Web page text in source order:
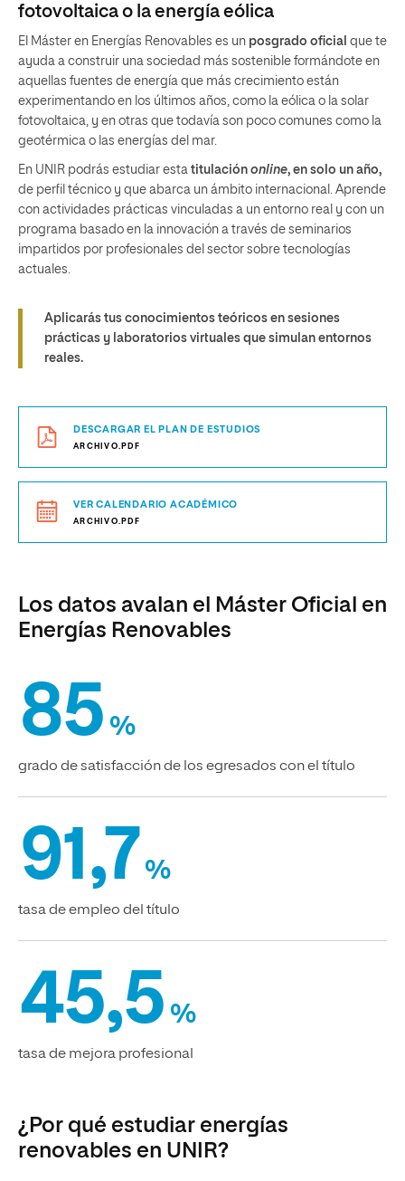
fotovoltaica o la energía eólica
El Máster en Energías Renovables es un posgrado oficial que te
ayuda a construir una sociedad más sostenible formándote en
aquellas fuentes de energía que más crecimiento están
experimentando en los últimos años, como la eólica o la solar
fotovoltaica, y en otras que todavía son poco comunes como la
geotérmica o las energías del mar.
En UNIR podrás estudiar esta titulación online, en solo un año,
de perfil técnico y que abarca un ámbito internacional. Aprende
con actividades prácticas vinculadas a un entorno real y con un
programa basado en la innovación a través de seminarios
impartidos por profesionales del sector sobre tecnologías
actuales.
Aplicarás tus conocimientos teóricos en sesiones
prácticas y laboratorios virtuales que simulan entornos
reales.
DESCARGAR EL PLAN DE ESTUDIOS
ARCHIVO.PDF
VER CALENDARIO ACADÉMICO
ARCHIVO.PDF
Los datos avalan el Máster Oficial en
Energías Renovables
85 %
grado de satisfacción de los egresados con el título
91,7 %
tasa de empleo del título
45,5 %
tasa de mejora profesional
¿Por qué estudiar energías
renovables en UNIR?